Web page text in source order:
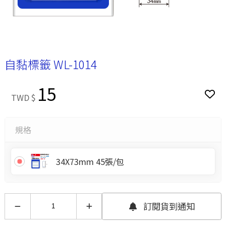
自黏標籤 WL-1014
TWD $ 15
規格
34X73mm 45張/包
訂閱貨到通知